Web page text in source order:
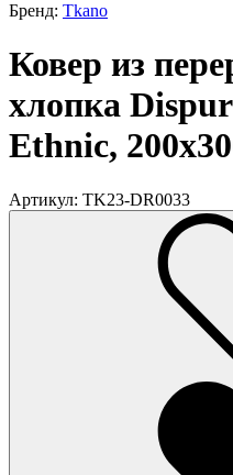
Бренд: Tkano
Ковер из
хлопка
Ethnic,
Артикул: TK23-DR0033